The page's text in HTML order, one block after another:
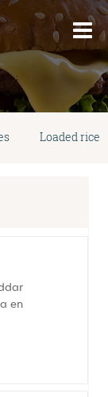
Loaded rice
en